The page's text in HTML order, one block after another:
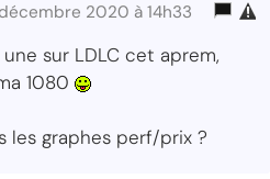
2020 à 14h33
sur LDLC cet aprem,
1080
les graphes perf/prix ?